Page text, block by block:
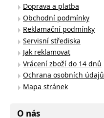
Doprava a platba
Obchodní podmínky
Reklamační podmínky
Servisní střediska
Jak reklamovat
Vrácení zboží do 14 dnů
Ochrana osobních údajů
Mapa stránek
O nás